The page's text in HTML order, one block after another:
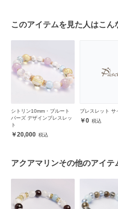
このアイテムを見た人はこ
シトリン10mm・ブルート
パーズ デザインブレスレッ
ト
20,000
ブレスレット サ
0
アクアマリンその他のアイテ